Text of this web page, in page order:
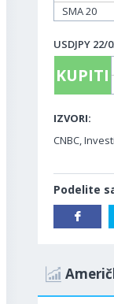
SMA 20
USDJPY
KUPITI
IZVORI:
CNBC,
Podelite